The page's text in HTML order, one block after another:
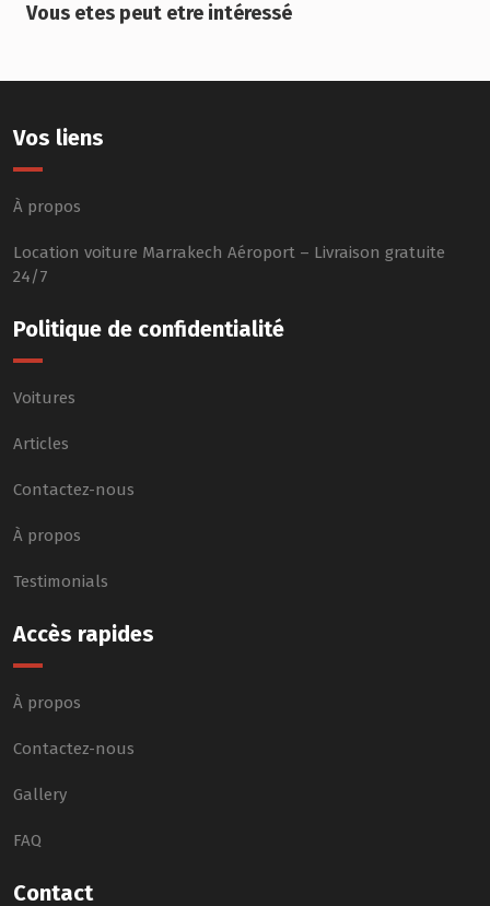
Vous etes peut etre intéressé
Vos liens
À propos
Location voiture Marrakech Aéroport – Livraison gratuite
24/7
Politique de confidentialité
Voitures
Articles
Contactez-nous
À propos
Testimonials
Accès rapides
À propos
Contactez-nous
Gallery
FAQ
Contact